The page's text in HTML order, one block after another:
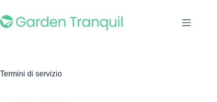
Termini di servizio